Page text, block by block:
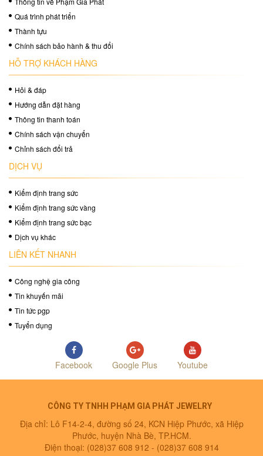
Quá trình phát triển
Thành tựu
Chính sách bảo hành & thu đổi
HỖ TRỢ KHÁCH HÀNG
Hỏi & đáp
Hướng dẫn đặt hàng
Thông tin thanh toán
Chính sách vận chuyển
Chỉnh sách đổi trả
DỊCH VỤ
Kiểm định trang sức
Kiểm định trang sức vàng
Kiểm định trang sức bạc
Dịch vụ khác
LIÊN KẾT NHANH
Công nghệ gia công
Tin khuyến mãi
Tin tức pgp
Tuyển dụng
Facebook Google Plus Youtube
CÔNG TY TNHH PHẠM GIA PHÁT JEWELRY
Địa chỉ: Lô F14-2-4, đường số 24, KCN Hiệp Phước, xã Hiệp
Phước, huyện Nhà Bè, TP.HCM.
Điện thoại: (028)37 608 912 - (028)37 608 914